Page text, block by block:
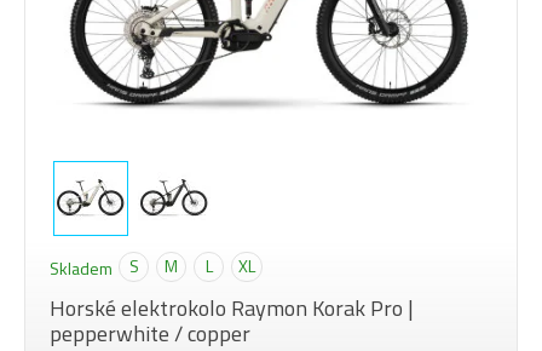
Skladem S M L XL
Horské elektrokolo Raymon Korak Pro |
pepperwhite / copper